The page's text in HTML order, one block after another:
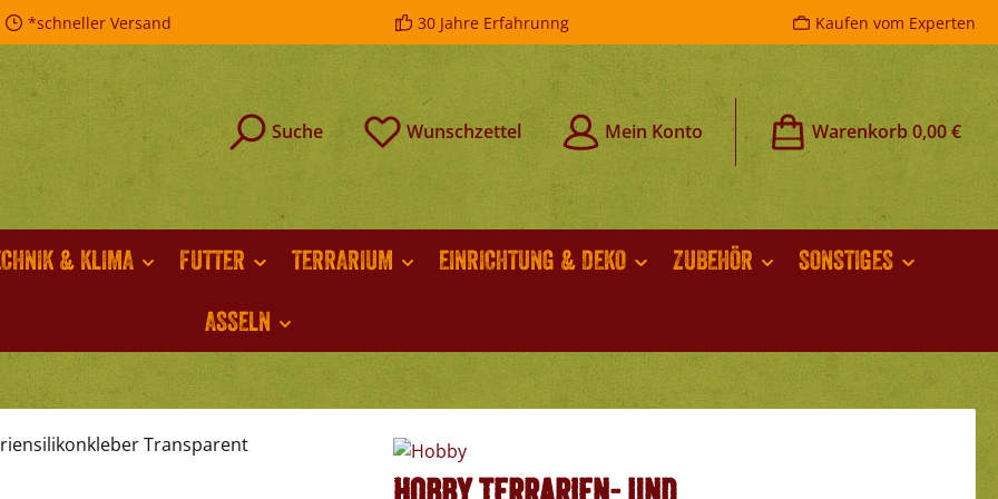
*schneller Versand 30 Jahre Erfahrunng Kaufen vom Experten
Suche Wunschzettel Mein Konto Warenkorb0,00 €
& KLIMA FUTTER TERRARIUM EINRICHTUNG & DEKO ZUBEHÖR
SONSTIGES
ASSELN